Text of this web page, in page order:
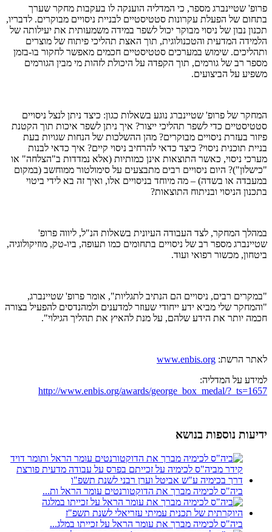
פרופ' שטיינברג מספר, כי המדליה הוענקה לו בעקבות מחקר שערך
בתחום של הפעלת עקרונות סטטיסטיים לבניית ניסויים מבוקרים. לדבריו,
תכנון נבון של ניסוי מבוקר יכול לשפר במידה משמעותית את יעילותה של
הלמידה המדעית והטכנולוגית, תוך האצת תהליכי פיתוח של מוצרים
ותהליכים. שימוש במערכים סטטיסטיים חכמים מאפשר לחקור בו-בזמן
מספר רב של גורמים, תוך הקפדה על היכולת לזהות מי מבין הגורמים
משפיע על הביצועים.
המחקר של פרופ' שטיינברג נוגע בשאלות כגון: כיצד ניתן לנצל ניסויים
סטטיסטיים כדי לשפר תהליכי ייצור? איך ניתן לשפר איכות תוך הקטנת
פיזור בעזרת ניסויים מבוקרים? מהן ההשלכות של הנחות שגויות בעת
בניית תוכנית ניסוי? כיצד כדאי להרחיב ניסוי קיים? איך כדאי לבנות
מערכי ניסוי, כאשר התוצאות אינן כמותיות (אלא נמדדות ב"הצלחה" או
"כישלון")? היום ניסויים רבים מתבצעים על סימולטור ממוחשב (במקום
במעבדה או בשדה) – מה מיוחד בניסויים אלו, ואיך זה בא לידי ביטוי
בתכנון הניסוי ובניתוח התוצאות?
במהלך המחקר, לצד העבודה העיונית בשאלות הנ"ל, ליווה פרופ'
שטיינברג מספר רב של ניסויים בתחומים כמו תעופה, ביו-טק, מוזיקולוגיה,
ביטחון, מכשור רפואי ועוד.
"במקרים רבים, ניסויים הם הנתיב לתגליות", אומר פרופ' שטיינברג,
"והמחקר שלי מביא ידע ייחודי שעוזר למדענים ולמהנדסים להפעיל בצורה
חכמה יותר את הידע שלהם, על מנת להאיץ את תהליך הגילוי".
לאתר הרשת: www.enbis.org
למידע על המדליה:
http://www.enbis.org/awards/george_box_medal/?_ts=1657
ידיעות נוספות בנושא
ביה"ס לכימיה מברך את הדוקטורנטים עומר הראל ות...
ביה"ס לכימיה מברך את עומר הראל על זכייתו במלג...